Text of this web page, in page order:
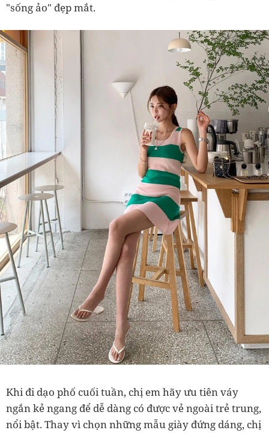
"sống ảo" đẹp mắt.
Khi đi dạo phố cuối tuần, chị em hãy ưu tiên váy
ngắn kẻ ngang để dễ dàng có được vẻ ngoài trẻ trung,
nổi bật. Thay vì chọn những mẫu giày đứng dáng, chị